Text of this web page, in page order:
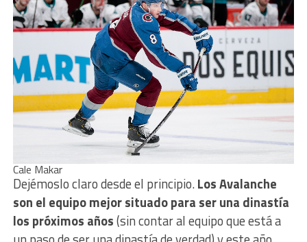
Cale Makar
Dejémoslo claro desde el principio.Los Avalanche
son el equipo mejor situado para ser una dinastía
los próximos años(sin contar al equipo que está a